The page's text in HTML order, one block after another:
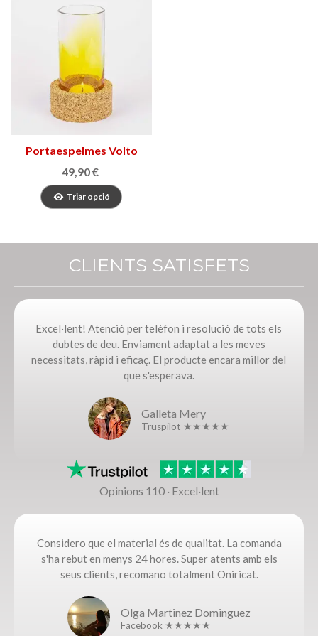
Portaespelmes Volto
49,90 €
Triar opció
CLIENTS SATISFETS
Excel·lent! Atenció per telèfon i resolució de tots els
dubtes de deu. Enviament adaptat a les meves
necessitats, ràpid i eficaç. El producte encara millor del
que s'esperava.
Galleta Mery
Truspilot ★★★★★
Opinions 110 · Excel·lent
Considero que el material és de qualitat. La comanda
s'ha rebut en menys 24 hores. Super atents amb els
seus clients, recomano totalment Oniricat.
Olga Martinez Dominguez
Facebook ★★★★★